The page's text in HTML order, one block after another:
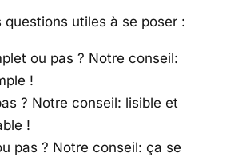
questions utiles à se poser :
ou pas ? Notre conseil:
!
? Notre conseil: lisible et
!
pas ? Notre conseil: ça se